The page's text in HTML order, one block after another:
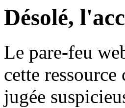
Désolé,
Le pare-feu
cette
jugée